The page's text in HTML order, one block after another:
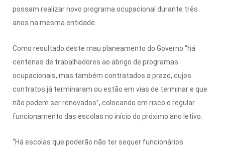
possam realizar novo programa ocupacional durante três
anos na mesma entidade.
Como resultado deste mau planeamento do Governo “há
centenas de trabalhadores ao abrigo de programas
ocupacionais, mas também contratados a prazo, cujos
contratos já terminaram ou estão em vias de terminar e que
não podem ser renovados”, colocando em risco o regular
funcionamento das escolas no início do próximo ano letivo.
“Há escolas que poderão não ter sequer funcionários